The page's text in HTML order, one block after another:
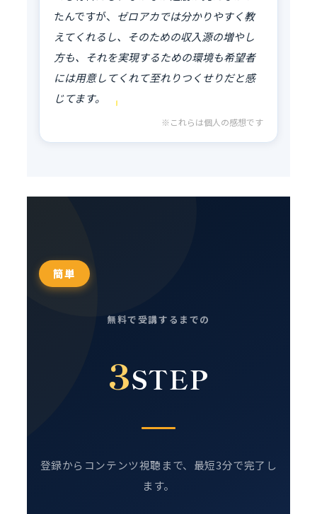
たんですが、 ゼロアカでは分かりやすく教
えてくれるし、そのための収入源の増やし
方も、それを実現するための環境も希望者
には用意してくれて至れりつくせりだと感
じてます。
※これらは個人の感想です
簡単
無料で受講するまでの
3STEP
登録からコンテンツ視聴まで、最短3分で完了し
ます。